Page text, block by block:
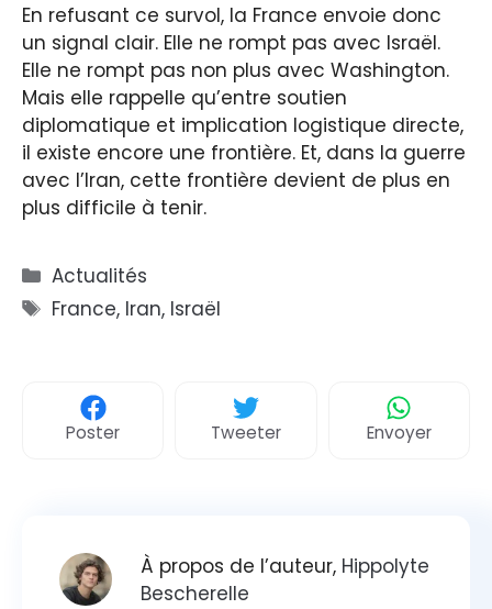
En refusant ce survol, la France envoie donc
un signal clair. Elle ne rompt pas avec Israël.
Elle ne rompt pas non plus avec Washington.
Mais elle rappelle qu’entre soutien
diplomatique et implication logistique directe,
il existe encore une frontière. Et, dans la guerre
avec l’Iran, cette frontière devient de plus en
plus difficile à tenir.
Catégories
Actualités
Étiquettes
France, Iran, Israël
Poster Tweeter Envoyer
À propos de l’auteur, Hippolyte
Bescherelle